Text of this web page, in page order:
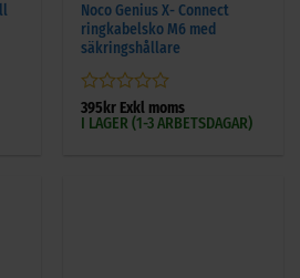
Noco Genius X- Connect
ringkabelsko M6 med
säkringshållare
Betygsatt
395 kr Exkl moms
I LAGER (1-3 ARBETSDAGAR)